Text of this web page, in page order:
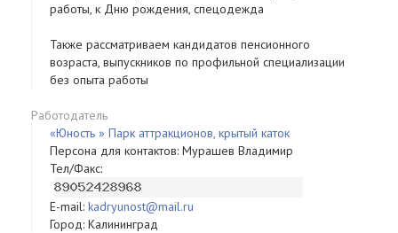
работы, к Дню рождения, спецодежда
Также рассматриваем кандидатов пенсионного
возраста, выпускников по профильной специализации
без опыта работы
Работодатель
«Юность » Парк аттракционов, крытый каток
Персона для контактов: Мурашев Владимир
Тел/Факс:
E-mail: kadryunost@mail.ru
Город: Калининград